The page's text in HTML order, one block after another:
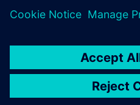
Conditions d'utilisation